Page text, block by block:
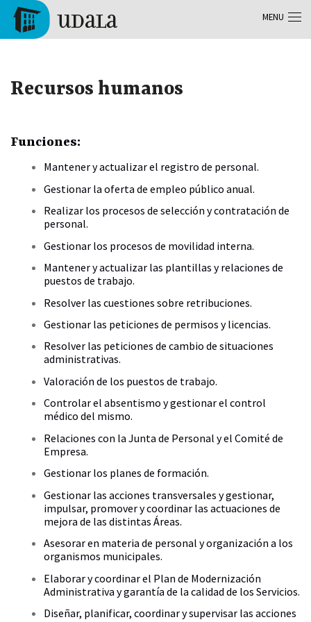
Aller au contenu principal
Recursos humanos
Funciones:
Mantener y actualizar el registro de personal.
Gestionar la oferta de empleo público anual.
Realizar los procesos de selección y contratación de
personal.
Gestionar los procesos de movilidad interna.
Mantener y actualizar las plantillas y relaciones de
puestos de trabajo.
Resolver las cuestiones sobre retribuciones.
Gestionar las peticiones de permisos y licencias.
Resolver las peticiones de cambio de situaciones
administrativas.
Valoración de los puestos de trabajo.
Controlar el absentismo y gestionar el control
médico del mismo.
Relaciones con la Junta de Personal y el Comité de
Empresa.
Gestionar los planes de formación.
Gestionar las acciones transversales y gestionar,
impulsar, promover y coordinar las actuaciones de
mejora de las distintas Áreas.
Asesorar en materia de personal y organización a los
organismos municipales.
Elaborar y coordinar el Plan de Modernización
Administrativa y garantía de la calidad de los Servicios.
Diseñar, planificar, coordinar y supervisar las acciones
MENU